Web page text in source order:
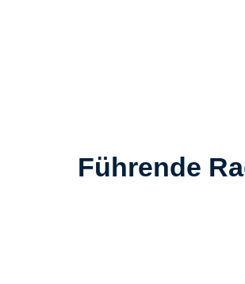
Führende